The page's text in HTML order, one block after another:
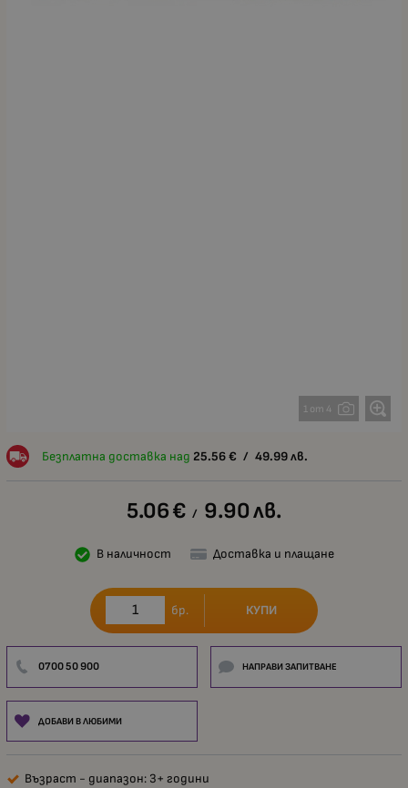
1 от 4
Безплатна доставка над 25.56 € / 49.99 лв.
5.06€ / 9.90лв.
В наличност Доставка и плащане
бр. КУПИ
0700 50 900 НАПРАВИ ЗАПИТВАНЕ
ДОБАВИ В ЛЮБИМИ
Възраст - диапазон: 3+ години